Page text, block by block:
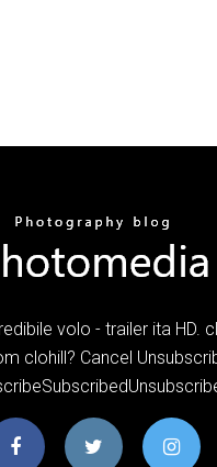
volo - trailer ita HD.
clohill? Cancel